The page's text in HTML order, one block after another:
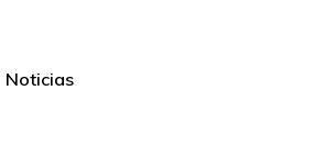
Noticias